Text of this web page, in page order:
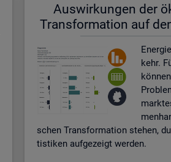
Aus­wir­kun­gen der
Trans­for­ma­ti­on auf
kehr.
schen Trans­for­ma­ti­on ste­hen,
tis­ti­ken auf­ge­zeigt wer­den.